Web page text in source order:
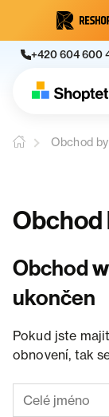
+420 604 600
Obchod
Obchod
Obchod
ukončen
Pokud jste
obnovení, tak